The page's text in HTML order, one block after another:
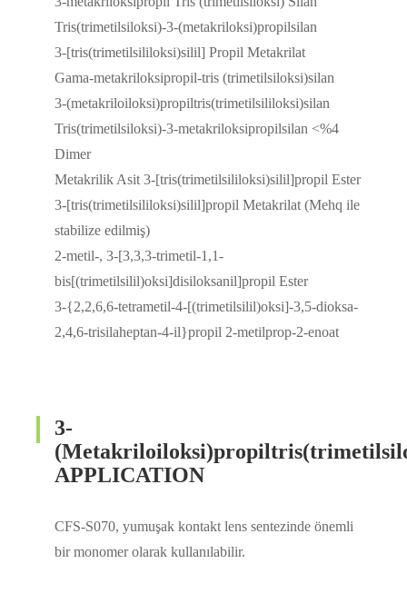
Tris(trimetilsiloksi)-3-(metakriloksi)propilsilan
3-[tris(trimetilsililoksi)silil] Propil Metakrilat
Gama-metakriloksipropil-tris (trimetilsiloksi)silan
3-(metakriloiloksi)propiltris(trimetilsililoksi)silan
Tris(trimetilsiloksi)-3-metakriloksipropilsilan <%4
Dimer
Metakrilik Asit 3-[tris(trimetilsililoksi)silil]propil Ester
3-[tris(trimetilsililoksi)silil]propil Metakrilat (Mehq ile
stabilize edilmiş)
2-metil-, 3-[3,3,3-trimetil-1,1-
bis[(trimetilsilil)oksi]disiloksanil]propil Ester
3-{2,2,6,6-tetrametil-4-[(trimetilsilil)oksi]-3,5-dioksa-
2,4,6-trisilaheptan-4-il}propil 2-metilprop-2-enoat
3-
APPLICATION
CFS-S070, yumuşak kontakt lens sentezinde önemli
bir monomer olarak kullanılabilir.